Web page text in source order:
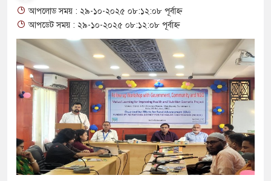
কর্ম ও দর্শন নিয়ে সাহিত্য আড্ডা
অভ্যন্তরীণ বিরোধ তুঙ্গে
চেহারা কি দেখা গেছে : স্বরাষ্ট্রমন্ত্রী
বক্তব্য ভারত সমর্থন করে না : জয়সওয়াল
ভবনে পাঠদান
দিরাই-শাল্লার উন্নয়ন করতে চাই : এমপি
আপলোড সময় : ২৯-১০-২০২৫ ০৮:১২:০৮ পূর্বাহ্ন
আপডেট সময় : ২৯-১০-২০২৫ ০৮:১২:০৮ পূর্বাহ্ন